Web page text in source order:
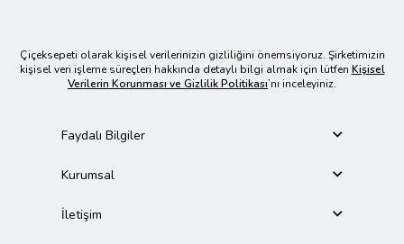
Çiçeksepeti olarak kişisel verilerinizin gizliliğini önemsiyoruz. Şirketimizin
kişisel veri işleme süreçleri hakkında detaylı bilgi almak için lütfen Kişisel
Verilerin Korunması ve Gizlilik Politikası’nı inceleyiniz.
Faydalı Bilgiler
Kurumsal
İletişim